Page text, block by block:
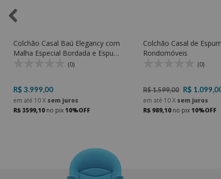
Colchão Casal Baú Elegancy com
Malha Especial Bordada e Espuma
D33 - Rondomóveis
(0)
R$ 3.999,00
em até 10X sem juros
R$ 3599,10no pix10%OFF
Colchão Casal de
Rondomóveis
(0)
R$ 1.599,00 R$
em até 10X sem juros
R$ 989,10no pix10%OFF